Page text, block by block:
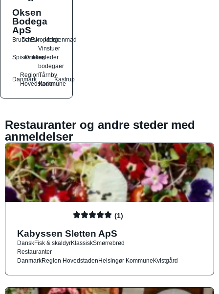
Oksen
Bodega
ApS
Brunch
DanskEuropæiskMorgenmad
Spisesteder
Drikkesteder
Vinstuer
og
bodegaer
Danmark
Region
Hovedstaden
Tårnby
Kommune
Kastrup
Restauranter og andre steder med
anmeldelser
(1)
Kabyssen Sletten ApS
DanskFisk & skaldyrKlassiskSmørrebrød
Restauranter
DanmarkRegion HovedstadenHelsingør KommuneKvistgård